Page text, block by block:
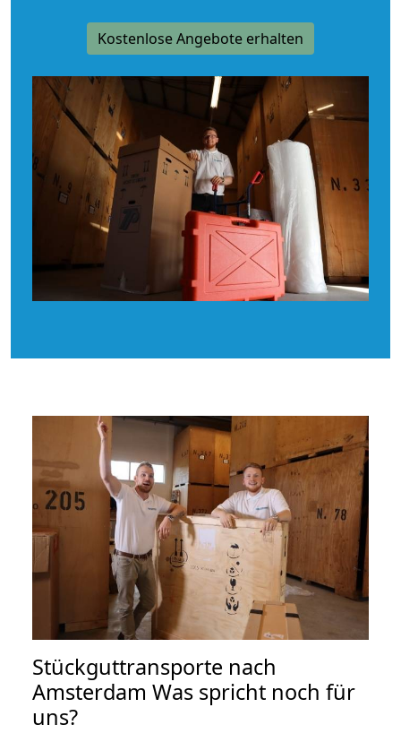
Kostenlose Angebote erhalten
Stückguttransporte nach
Amsterdam Was spricht noch für
uns?